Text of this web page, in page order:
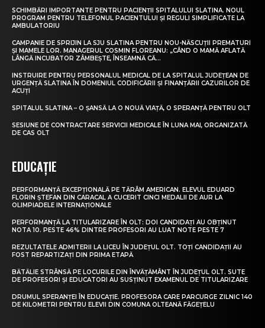
SCHIMBĂRI IMPORTANTE PENTRU PACIENȚII SPITALULUI SLATINA. NOUL
PROGRAM PENTRU TELEFONUL PACIENTULUI ȘI REGULI SIMPLIFICATE LA
AMBULATORIU
CAMPANIE DE SPRIJIN LA SJU SLATINA PENTRU NOU-NĂSCUȚII PREMATURI
ȘI MAMELE LOR. MANAGERUL COSMIN FLOREANU: „CÂND O MAMĂ AFLATĂ
LÂNGĂ INCUBATOR ZÂMBEȘTE, ÎNSEAMNĂ CĂ...
INSTRUIRE PENTRU PERSONALUL MEDICAL DE LA SPITALUL JUDEȚEAN DE
URGENȚĂ SLATINA ÎN DOMENIUL CODIFICĂRII ȘI FINANȚĂRII CAZURILOR DE
ACUȚI
SPITALUL SLATINA – O ȘANSĂ LA O NOUĂ VIAȚĂ, O SPERANȚĂ PENTRU OLT
SESIUNE DE CONTRACTARE SERVICII MEDICALE ÎN LUNA MAI, ORGANIZATĂ
DE CAS OLT
EDUCAȚIE
PERFORMANȚĂ EXCEPȚIONALĂ PE TĂRÂM AMERICAN. ELEVUL EDUARD
FLORIN ȘTEFAN DIN CARACAL A CUCERIT CINCI MEDALII DE AUR LA
OLIMPIADELE INTERNAȚIONALE
PERFORMANȚĂ LA TITULARIZARE ÎN OLT: DOI CANDIDAȚI AU OBȚINUT
NOTA 10. PESTE 46% DINTRE PROFESORI AU LUAT NOTE PESTE 7
REZULTATELE ADMITERII LA LICEU ÎN JUDEȚUL OLT. TOȚI CANDIDAȚII AU
FOST REPARTIZAȚI DIN PRIMA ETAPĂ
BĂTĂLIE STRÂNSĂ PE LOCURILE DIN ÎNVĂȚĂMÂNT ÎN JUDEȚUL OLT. SUTE
DE PROFESORI ȘI EDUCATORI AU SUSȚINUT EXAMENUL DE TITULARIZARE
DRUMUL SPERANȚEI ÎN EDUCAȚIE. PROFESORA CARE PARCURGE ZILNIC 140
DE KILOMETRI PENTRU ELEVII DIN COMUNA OLTEANĂ FĂGEȚELU